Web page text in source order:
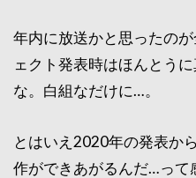
年内に放送かと思ったの
ェクト発表時はほんとう
な。白組なだけに…。
とはいえ2020年の発表か
作ができあがるんだ…っ